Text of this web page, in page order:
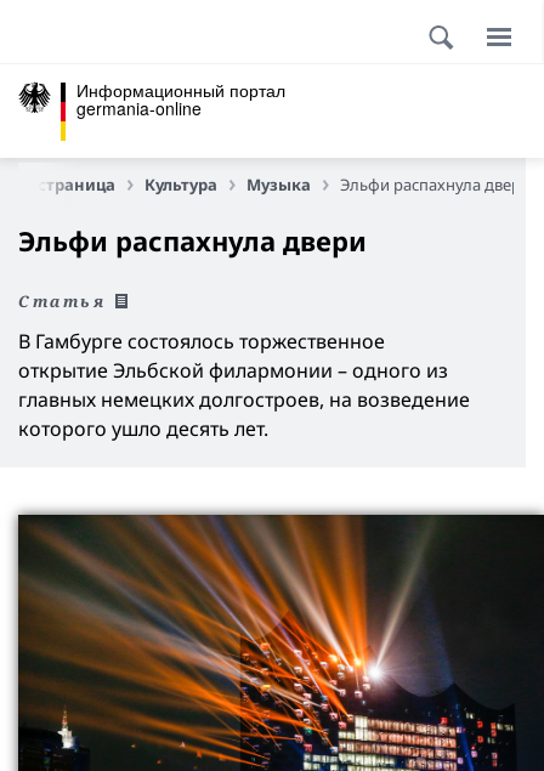
Информационный портал
germania-online
страница Культура Музыка Эльфи распахнула двери
Эльфи распахнула двери
Статья
В Гамбурге состоялось торжественное
открытие Эльбской филармонии – одного из
главных немецких долгостроев, на возведение
которого ушло десять лет.